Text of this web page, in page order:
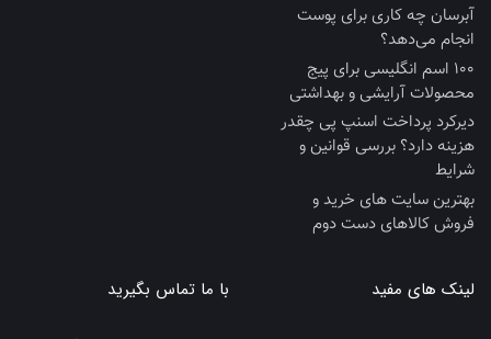
آبرسان چه کاری برای پوست
انجام می‌دهد؟
100 اسم انگلیسی برای پیج
محصولات آرایشی و بهداشتی
دیرکرد پرداخت اسنپ پی چقدر
هزینه دارد؟ بررسی قوانین و
شرایط
بهترین سایت‌ های خرید و
فروش کالاهای دست‌ دوم
لینک های مفید با ما تماس بگیرید